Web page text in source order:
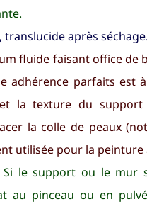
après
fluide faisant office de
adhérence parfaits est
la texture du
la colle de peaux
utilisée pour la peinture
Si le support ou le mur
au pinceau ou en